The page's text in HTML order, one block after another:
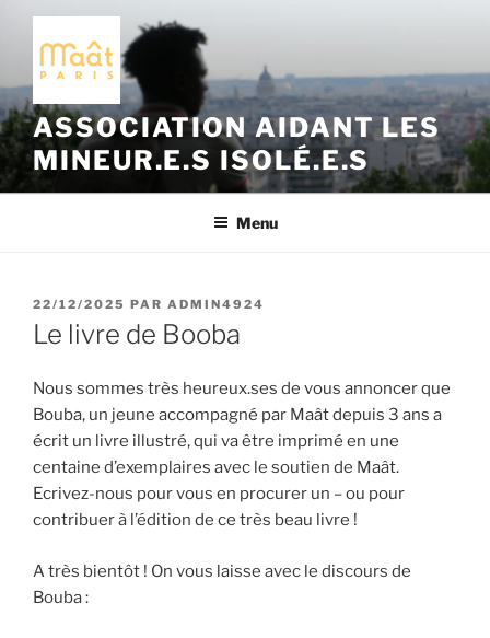
Aller
contenu
principal
ASSOCIATION AIDANT LES
MINEUR.E.S ISOLÉ.E.S
Menu
PUBLIÉ
LE
22/12/2025 PAR ADMIN4924
Le livre de Booba
Nous sommes très heureux.ses de vous annoncer que
Bouba, un jeune accompagné par Maât depuis 3 ans a
écrit un livre illustré, qui va être imprimé en une
centaine d’exemplaires avec le soutien de Maât.
Ecrivez-nous pour vous en procurer un – ou pour
contribuer à l’édition de ce très beau livre !
A très bientôt ! On vous laisse avec le discours de
Bouba :